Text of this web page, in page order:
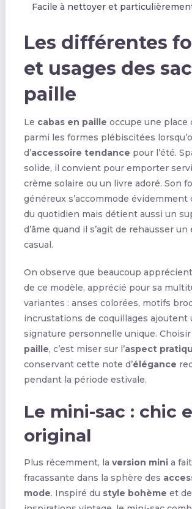
Facile à nettoyer et
Les différentes
et usages des
paille
Le cabas en paille occupe une place
parmi les formes plébiscitées
d’accessoire tendance pour l’été.
solide, il convient pour emporter
crème solaire ou un livre adoré. Son
généreux s’accommode évidemment
du quotidien mais détient aussi un
d’âme quand il s’agit de rehausser
casual.
On observe que beaucoup
de ce modèle, apprécié pour sa
variantes : anses colorées, motifs
incrustations de coquillages ajoutent
signature personnelle unique.
paille, c’est miser sur l’aspect
conservant cette note d’élégance
pendant la période estivale.
Le mini-sac : chic
original
Plus récemment, la version minia
fracassante dans la sphère des
mode. Inspiré du style bohème et